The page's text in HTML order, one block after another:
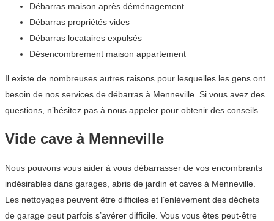
Débarras maison après déménagement
Débarras propriétés vides
Débarras locataires expulsés
Désencombrement maison appartement
Il existe de nombreuses autres raisons pour lesquelles les gens ont
besoin de nos services de débarras à Menneville. Si vous avez des
questions, n’hésitez pas à nous appeler pour obtenir des conseils.
Vide cave à Menneville
Nous pouvons vous aider à vous débarrasser de vos encombrants
indésirables dans garages, abris de jardin et caves à Menneville.
Les nettoyages peuvent être difficiles et l’enlèvement des déchets
de garage peut parfois s’avérer difficile. Vous vous êtes peut-être